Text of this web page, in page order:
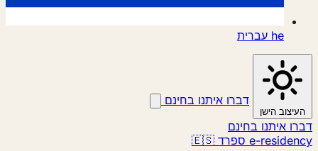
he עברית
העיצוב הישן
דברו איתנו בחינם
דברו איתנו בחינם
e-residency ספרד 🇪🇸